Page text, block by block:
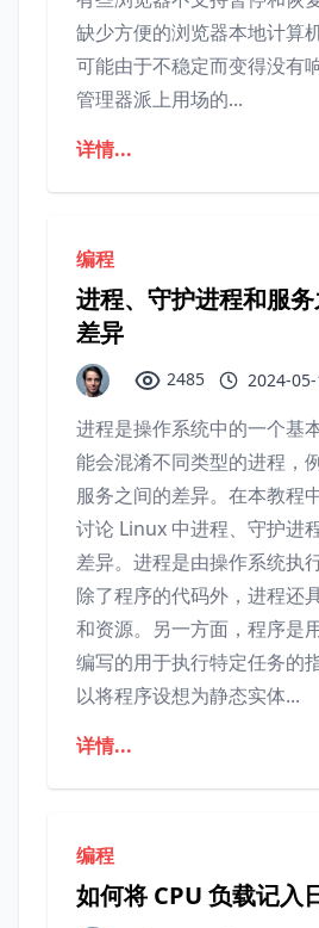
缺少方便的浏览器本地计算
可能由于不稳定而变得没有
管理器派上用场的...
详情...
编程
进程、守护进程和服
差异
2485 2024-
进程是操作系统中的一个基
能会混淆不同类型的进程，
服务之间的差异。在本教程
讨论 Linux 中进程、守护进
差异。进程是由操作系统执
除了程序的代码外，进程还
和资源。另一方面，程序是
编写的用于执行特定任务的
以将程序设想为静态实体...
详情...
编程
如何将 CPU 负载记入